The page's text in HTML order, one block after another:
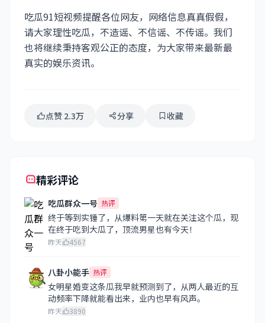
吃瓜91短视频提醒各位网友，网络信息真真假假，
请大家理性吃瓜，不造谣、不信谣、不传谣。我们
也将继续秉持客观公正的态度，为大家带来最新最
真实的娱乐资讯。
点赞 2.3万 分享 收藏
精彩评论
吃瓜群众一号 热评
终于等到实锤了，从爆料第一天就在关注这个瓜，现
在终于吃到大瓜了，顶流男星也有今天！
昨天 4567
八卦小能手 热评
女明星婚变这条瓜我早就预测到了，从两人最近的互
动频率下降就能看出来，业内也早有风声。
昨天 3890